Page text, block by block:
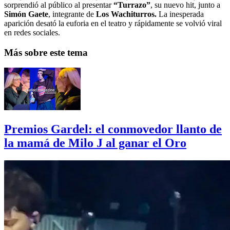
sorprendió al público al presentar“Turrazo”, su nuevo hit, junto a
Simón Gaete, integrante de Los Wachiturros. La inesperada
aparición desató la euforia en el teatro y rápidamente se volvió viral
en redes sociales.
Más sobre este tema
Premios Gardel: el conmovedor llanto de
la mamá de Milo J al ganar el Oro